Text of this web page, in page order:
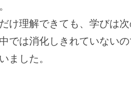
け理解できても、学びは
では消化しきれていない
ました。